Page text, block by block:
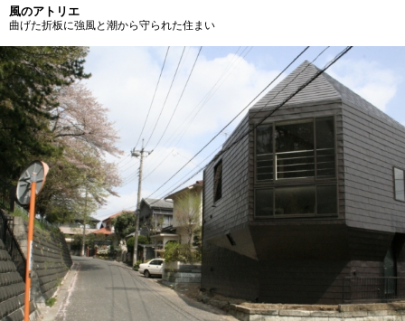
風のアトリエ
曲げた折板に強風と潮から守られた住まい